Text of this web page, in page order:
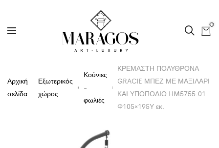
0
Αρχική
σελίδα
Εξωτερικός
χώρος
Κούνιες
-
φωλιές
ΚΡΕΜΑΣΤΗ ΠΟΛΥΘΡΟΝΑ
GRACIE ΜΠΕΖ ΜΕ ΜΑΞΙΛΑΡΙ
ΚΑΙ ΥΠΟΠΟΔΙΟ HM5755.01
Φ105×195Υ εκ.